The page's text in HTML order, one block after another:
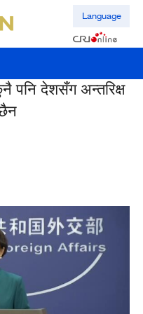
Language
पनि देशसँग अन्तरिक्ष